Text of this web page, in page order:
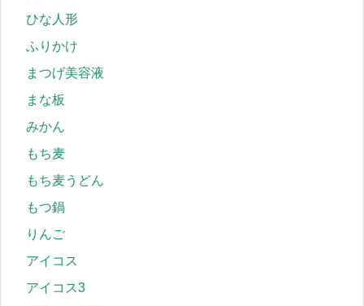
ひな人形
ふりかけ
まつげ美容液
まな板
みかん
もち麦
もち麦うどん
もつ鍋
りんご
アイコス
アイコス3